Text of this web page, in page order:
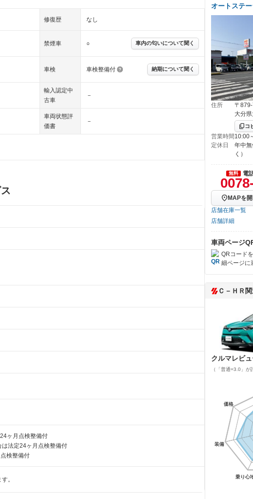
修復歴 なし
禁煙車 ○ 車内の匂いについて聞く
車検 車検整備付 納期について聞く
輸入認定中
古車
－
車両状態評
価書
－
ヶ月点検整備付
法定24ヶ月点検整備付
検整備付
。
オートステ
住所
〒
大分
コ
営業時間 10:00
定休日
年中
く）
無料 電
MAPを開
店舗在庫一覧
店舗詳細
車両ページ
QRコード
細ページに
Ｃ－ＨＲ
クルマレビ
（「普通=3.0」が
乗り心
装備
価格
乗り心
装備
価格